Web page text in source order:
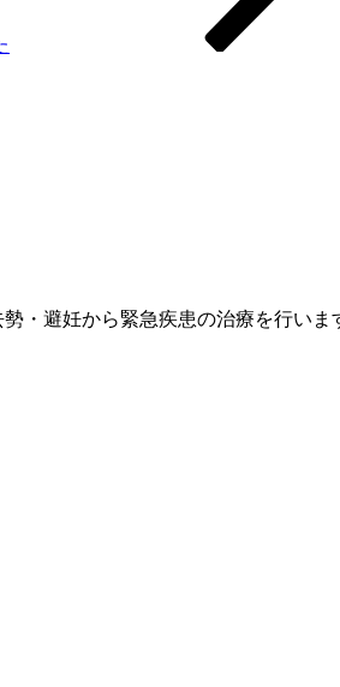
・避妊から緊急疾患の治療を行い